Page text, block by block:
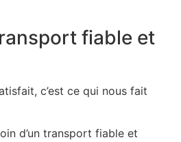
fiable et
c’est ce qui nous fait
d’un transport fiable et